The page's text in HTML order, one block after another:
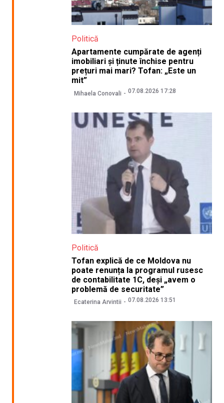
Politică
Apartamente cumpărate de agenți
imobiliari și ținute închise pentru
prețuri mai mari? Tofan: „Este un
mit”
Mihaela Conovali 07.08.2026 17:28
Politică
Tofan explică de ce Moldova nu
poate renunța la programul rusesc
de contabilitate 1C, deși „avem o
problemă de securitate”
Ecaterina Arvintii 07.08.2026 13:51